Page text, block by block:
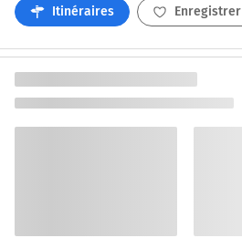
Itinéraires Enregistrer